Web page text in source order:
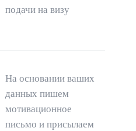
подачи на визу
На основании ваших
данных пишем
мотивационное
письмо и присылаем